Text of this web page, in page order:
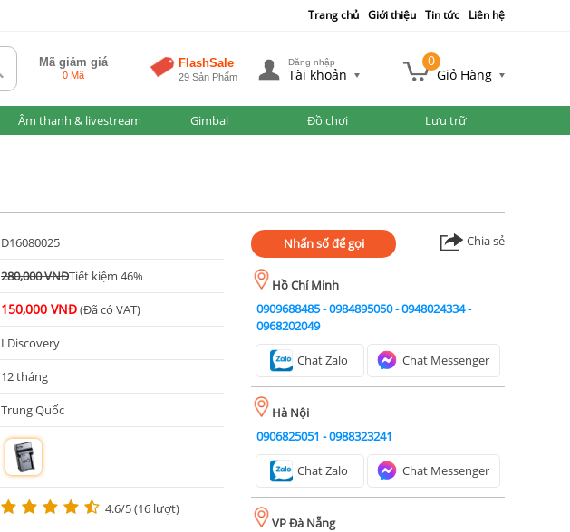
Trang chủ Giới thiệu Tin tức Liên hệ
Mã giảm giá
0 Mã
FlashSale
29 Sản Phẩm
Đăng nhập
Tài khoản
0
Giỏ Hàng
Âm thanh & livestream Gimbal Đồ chơi Lưu trữ
D16080025
280,000 VNĐTiết kiệm 46%
150,000 VNĐ(Đã có VAT)
I Discovery
12 tháng
Trung Quốc
m
4.6/5 (16 lượt)
Nhấn số để gọi Chia sẻ
Hồ Chí Minh
0909688485-0984895050-0948024334-
0968202049
Chat Zalo Chat Messenger
Hà Nội
0906825051 -0988323241
Chat Zalo Chat Messenger
VP Đà Nẵng